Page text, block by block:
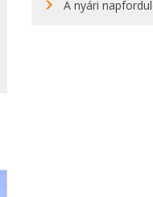
A nyári napforduló éjjelén